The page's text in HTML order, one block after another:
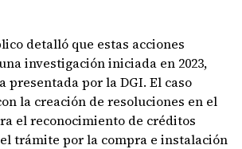
detalló que estas acciones
investigación iniciada en 2023,
presentada por la DGI. El caso
la creación de resoluciones en el
el reconocimiento de créditos
trámite por la compra e instalación